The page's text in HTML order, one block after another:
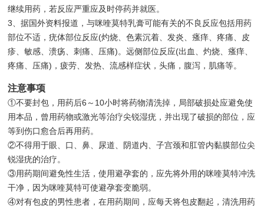
继续用药，若反应严重应及时停药并就医。
3、据国外资料报道，与咪喹莫特乳膏可能有关的不良反应包括用药
部位不适，疣体部位反应(灼烧、色素沉着、发炎、瘙痒、疼痛、皮
疹、敏感、溃疡、刺痛、压痛)。远侧部位反应(出血、灼烧、瘙痒、
疼痛、压痛)，疲劳、发热、流感样症状，头痛，腹泻，肌痛等。
注意事项
①不要封包，用药后6～10小时将药物清洗掉，局部破损处应避免使
用本品，曾用药物或激光等治疗尖锐湿疣，并出现了破损的部位，应
等到伤口愈合后再用药。
②不得用于眼、口、鼻、尿道、阴道内、子宫颈和肛管内黏膜部位尖
锐湿疣的治疗。
③用药期间避免性生活，使用避孕套的，应先将外用的咪喹莫特冲洗
干净，因为咪喹莫特可使避孕套变脆弱。
④对有包皮的男性患者，在用药期间，应每天将包皮翻起，清洗用药